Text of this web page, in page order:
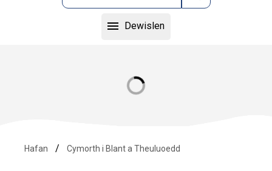
Dewislen
Hafan Cymorth i Blant a Theuluoedd